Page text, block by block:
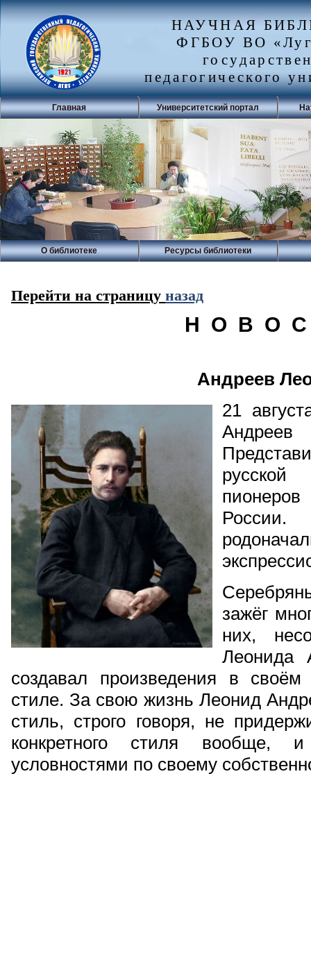
НАУЧНАЯ
ФГБОУ ВО
педагогического
Главная Университетский портал
О библиотеке Ресурсы библиотеки
Перейти на страницу назад
Н О В О
Андреев
21
зажёг
них,
Леонида
создавал произведения в своём
стиле. За свою жизнь Леонид
стиль, строго говоря, не
конкретного стиля вообще,
условностями по своему